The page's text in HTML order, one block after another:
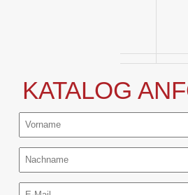
KATALOG